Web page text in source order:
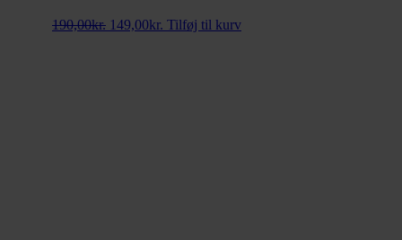
190,00kr. Den
149,00kr. Den
Tilføj til kurv